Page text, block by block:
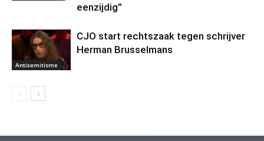
eenzijdig”
Antisemitisme
CJO start rechtszaak tegen schrijver
Herman Brusselmans